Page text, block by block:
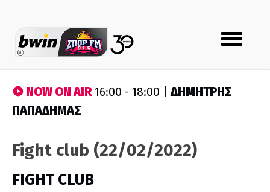
Toggle
navigation
NOW ON AIR16:00 - 18:00 |ΔΗΜΗΤΡΗΣ
ΠΑΠΑΔΗΜΑΣ
Fight club (22/02/2022)
FIGHT CLUB